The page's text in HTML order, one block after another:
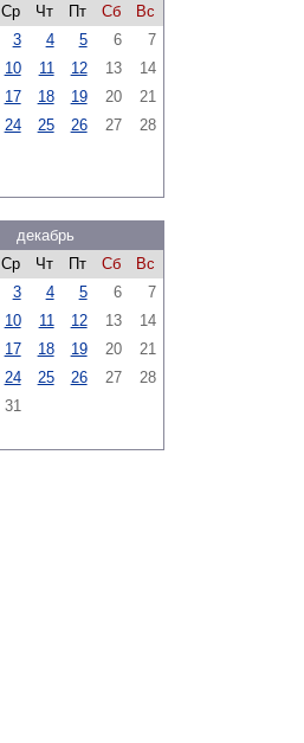
Ср Чт Пт Сб
Вс
3 4 5 6
7
10 11 12 13
14
17 18 19 20
21
24 25 26 27
28
декабрь
Ср Чт Пт Сб
Вс
3 4 5 6
7
10 11 12 13
14
17 18 19 20
21
24 25 26 27
28
31